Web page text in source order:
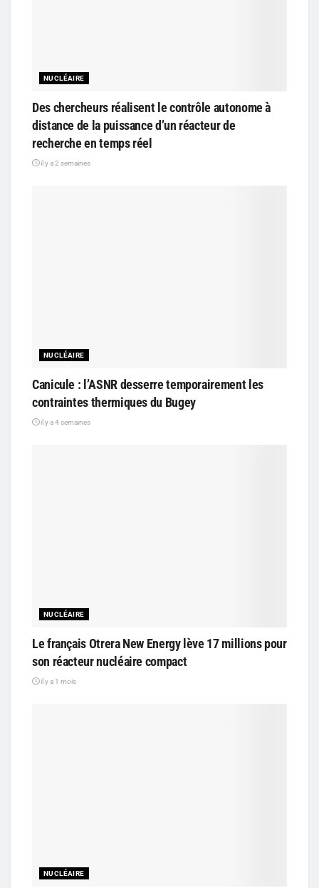
NUCLÉAIRE
Des chercheurs réalisent le contrôle autonome à
distance de la puissance d’un réacteur de
recherche en temps réel
il y a 2 semaines
NUCLÉAIRE
Canicule : l’ASNR desserre temporairement les
contraintes thermiques du Bugey
il y a 4 semaines
NUCLÉAIRE
Le français Otrera New Energy lève 17 millions pour
son réacteur nucléaire compact
il y a 1 mois
NUCLÉAIRE